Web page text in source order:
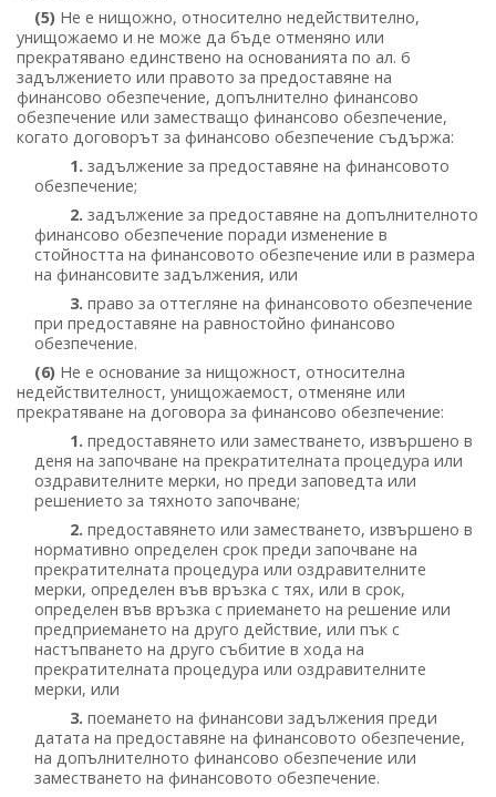
(5) Не е нищожно, относително недействително,
унищожаемо и не може да бъде отменяно или
прекратявано единствено на основанията по ал. 6
задължението или правото за предоставяне на
финансово обезпечение, допълнително финансово
обезпечение или заместващо финансово обезпечение,
когато договорът за финансово обезпечение съдържа:
1. задължение за предоставяне на финансовото
обезпечение;
2. задължение за предоставяне на допълнителното
финансово обезпечение поради изменение в
стойността на финансовото обезпечение или в размера
на финансовите задължения, или
3. право за оттегляне на финансовото обезпечение
при предоставяне на равностойно финансово
обезпечение.
(6) Не е основание за нищожност, относителна
недействителност, унищожаемост, отменяне или
прекратяване на договора за финансово обезпечение:
1. предоставянето или заместването, извършено в
деня на започване на прекратителната процедура или
оздравителните мерки, но преди заповедта или
решението за тяхното започване;
2. предоставянето или заместването, извършено в
нормативно определен срок преди започване на
прекратителната процедура или оздравителните
мерки, определен във връзка с тях, или в срок,
определен във връзка с приемането на решение или
предприемането на друго действие, или пък с
настъпването на друго събитие в хода на
прекратителната процедура или оздравителните
мерки, или
3. поемането на финансови задължения преди
датата на предоставяне на финансовото обезпечение,
на допълнителното финансово обезпечение или
заместването на финансовото обезпечение.